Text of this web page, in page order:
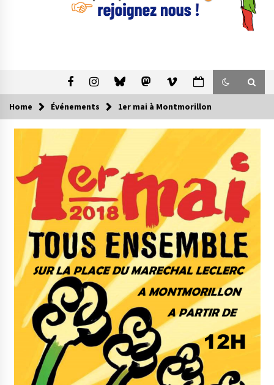
Home Événements 1er mai à Montmorillon